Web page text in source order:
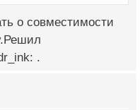
о совместимости
.